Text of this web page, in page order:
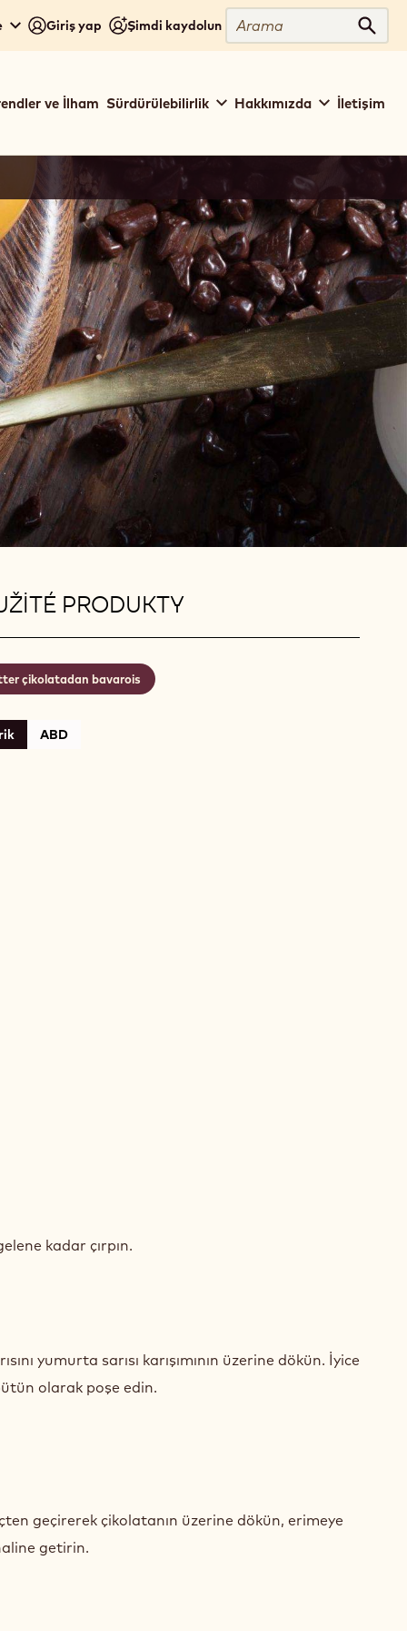
Giriş yap Şimdi kaydolun
Arama
ve İlham Sürdürülebilirlik Hakkımızda İletişim
PRODUKTY
çikolatadan bavarois
ABD
kadar çırpın.
yumurta sarısı karışımının üzerine dökün. İyice
olarak poşe edin.
geçirerek çikolatanın üzerine dökün, erimeye
getirin.